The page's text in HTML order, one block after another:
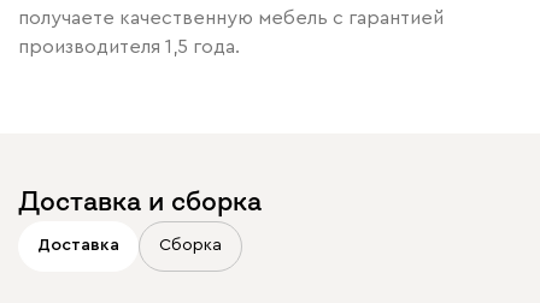
получаете качественную мебель с гарантией
производителя 1,5 года.
Доставка и сборка
Доставка Сборка